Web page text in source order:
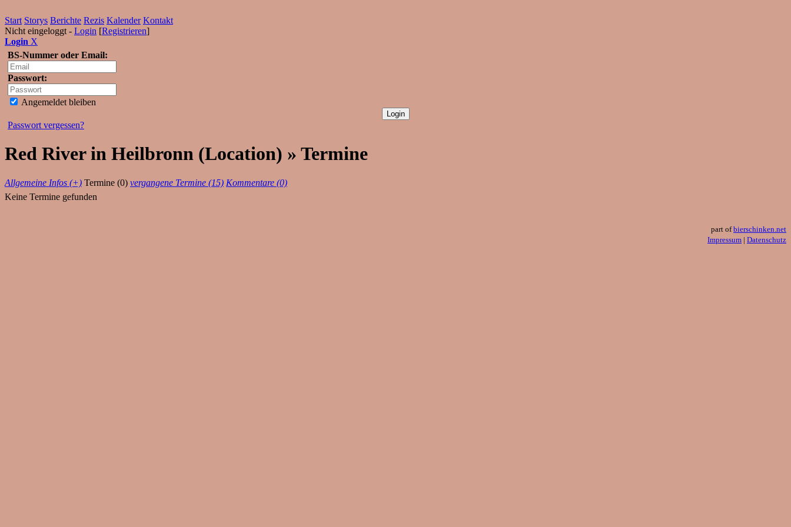
Start Storys Berichte Rezis Kalender Kontakt
Nicht eingeloggt - Login [Registrieren]
Login X
BS-Nummer oder Email:
Passwort:
Angemeldet bleiben
Passwort vergessen?
Red River in Heilbronn (Location) » Termine
Allgemeine Infos (+) Termine (0) vergangene Termine (15) Kommentare (0)
Keine Termine gefunden
part ofbierschinken.net
Impressum | Datenschutz